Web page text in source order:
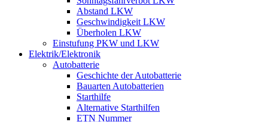
Abstand LKW
Geschwindigkeit LKW
Überholen LKW
Einstufung PKW und LKW
Elektrik/Elektronik
Autobatterie
Geschichte der Autobatterie
Bauarten Autobatterien
Starthilfe
Alternative Starthilfen
ETN Nummer